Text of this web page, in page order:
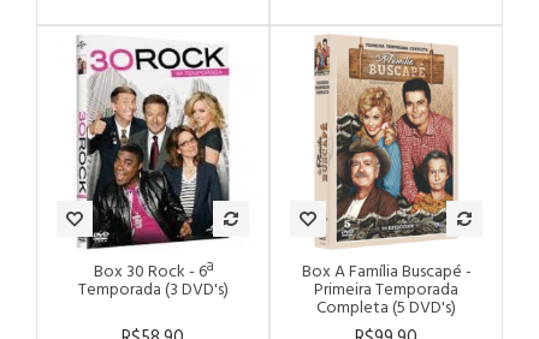
Box 30 Rock - 6ª
Temporada (3 DVD's)
Box A Família Buscapé -
Primeira Temporada
Completa (5 DVD's)